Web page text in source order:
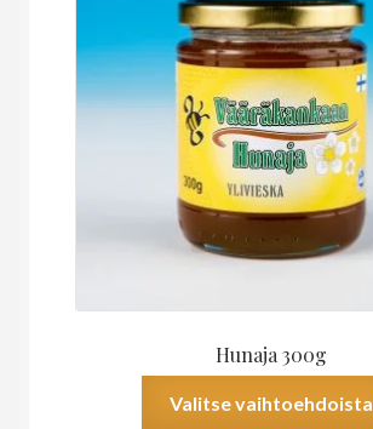
Hunaja 300g
Valitse vaihtoehdoista